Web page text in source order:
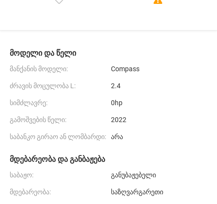
მოდელი და წელი
მანქანის მოდელი: Compass
ძრავის მოცულობა L: 2.4
სიმძლავრე: 0hp
გამოშვების წელი: 2022
საბანკო გირაო ან ლომბარდი: არა
მდებარეობა და განბაჟება
საბაჟო: განუბაჟებელი
მდებარეობა: საზღვარგარეთი